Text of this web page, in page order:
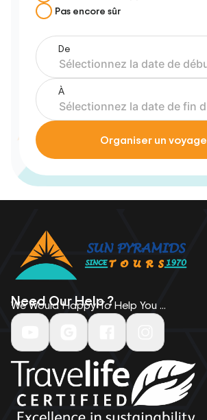
Pas encore sûr
De
À
Organiser un voyage
Need Our Help ?
We Would Happy To Help You ...